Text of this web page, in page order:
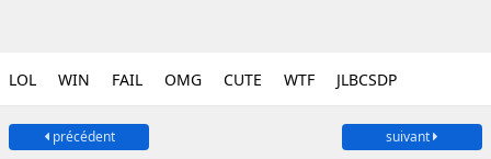
LOL WIN FAIL OMG CUTE WTF JLBCSDP
précédent suivant